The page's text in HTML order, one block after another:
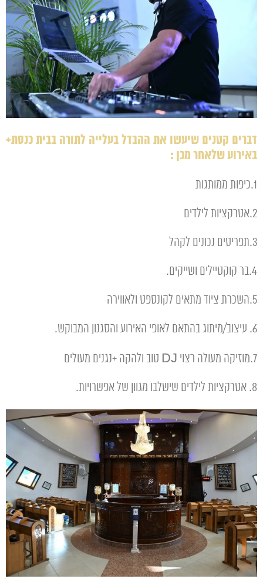
דברים קטנים שיעשו את ההבדל בעלייה לתורה בבית כנסת+
באירוע שלאחר מכן :
1.כיפות ממותגות
2.אטרקציות לילדים
3.תפריטים נכונים לקהל
4.בר קוקטיילים ושייקים.
5.השכרת ציוד מתאים לקונספט ולאווירה
6. עיצוב/מיתוג בהתאם לאופי האירוע והסגנון המבוקש.
7.מוזיקה מעולה רצוי DJ טוב ולהקה +נגנים מעולים
8. אטרקציות לילדים שישלבו מגוון של אפשרויות.